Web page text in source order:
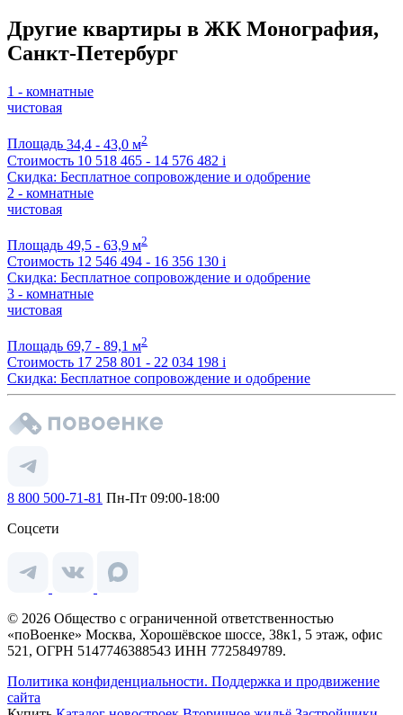
Другие квартиры в ЖК Монография,
Санкт-Петербург
1 - комнатные
чистовая
Площадь 34,4 - 43,0 м2
Стоимость 10 518 465 - 14 576 482 i
Скидка: Бесплатное сопровождение и одобрение
2 - комнатные
чистовая
Площадь 49,5 - 63,9 м2
Стоимость 12 546 494 - 16 356 130 i
Скидка: Бесплатное сопровождение и одобрение
3 - комнатные
чистовая
Площадь 69,7 - 89,1 м2
Стоимость 17 258 801 - 22 034 198 i
Скидка: Бесплатное сопровождение и одобрение
8 800 500-71-81 Пн-Пт 09:00-18:00
Соцсети
© 2026 Общество с ограниченной ответственностью
«поВоенке» Москва, Хорошёвское шоссе, 38к1, 5 этаж, офис
521, ОГРН 5147746388543 ИНН 7725849789.
Политика конфиденциальности. Поддержка и продвижение
сайта